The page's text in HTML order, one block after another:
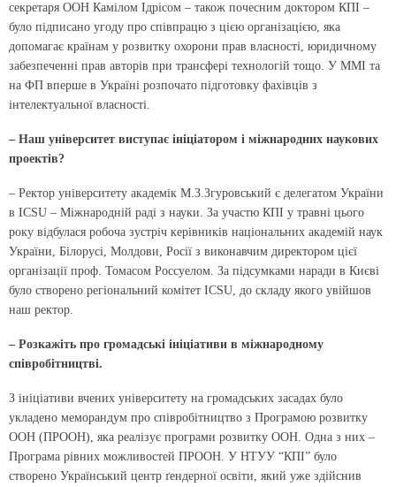
секретаря ООН Камілом Ідрісом – також почесним доктором КПІ –
було підписано угоду про співпрацю з цією організацією, яка
допомагає країнам у розвитку охорони прав власності, юридичному
забезпеченні прав авторів при трансфері технологій тощо. У ММІ та
на ФП вперше в Україні розпочато підготовку фахівців з
інтелектуальної власності.
– Наш університет виступає ініціатором і міжнародних наукових
проектів?
– Ректор університету академік М.З.Згуровський є делегатом України
в ICSU – Міжнародній раді з науки. За участю КПІ у травні цього
року відбулася робоча зустріч керівників національних академій наук
України, Білорусі, Молдови, Росії з виконавчим директором цієї
організації проф. Томасом Россуелом. За підсумками наради в Києві
було створено регіональний комітет ICSU, до складу якого увійшов
наш ректор.
– Розкажіть про громадські ініціативи в міжнародному
співробітництві.
З ініціативи вчених університету на громадських засадах було
укладено меморандум про співробітництво з Програмою розвитку
ООН (ПРООН), яка реалізує програми розвитку ООН. Одна з них –
Програма рівних можливостей ПРООН. У НТУУ “КПІ” було
створено Український центр ґендерної освіти, який уже здійснив